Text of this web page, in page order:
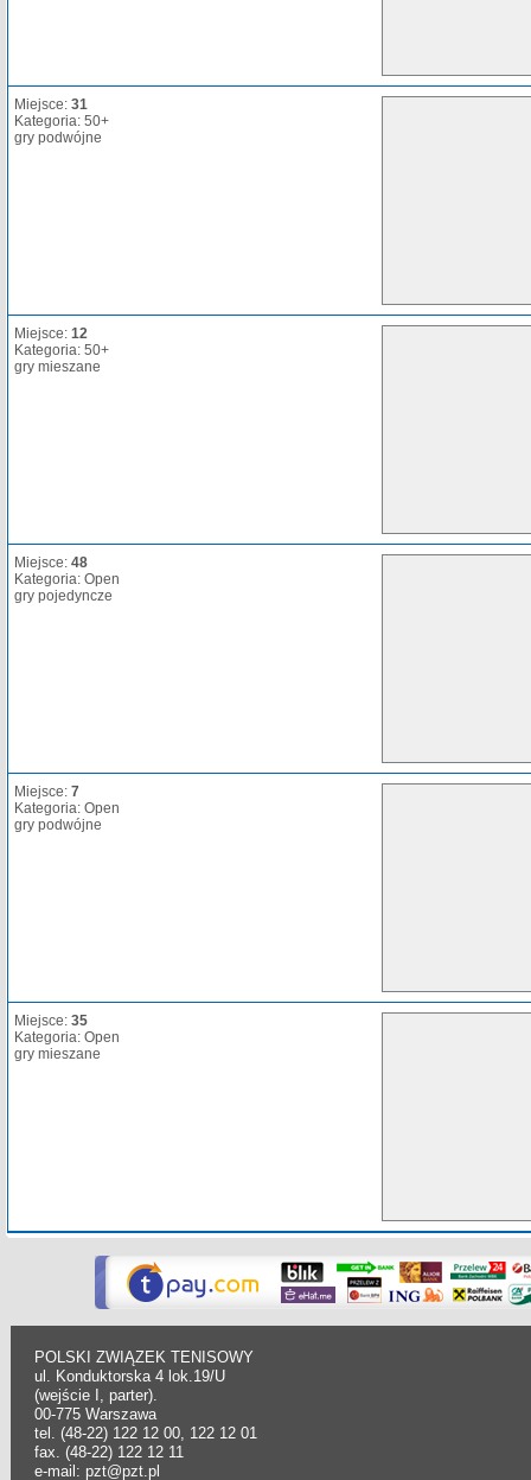
Miejsce: 31
Kategoria: 50+
gry podwójne
Miejsce: 12
Kategoria: 50+
gry mieszane
Miejsce: 48
Kategoria: Open
gry pojedyncze
Miejsce: 7
Kategoria: Open
gry podwójne
Miejsce: 35
Kategoria: Open
gry mieszane
POLSKI ZWIĄZEK TENISOWY
ul. Konduktorska 4 lok.19/U
(wejście I, parter).
00-775 Warszawa
tel. (48-22) 122 12 00, 122 12 01
fax. (48-22) 122 12 11
e-mail: pzt@pzt.pl